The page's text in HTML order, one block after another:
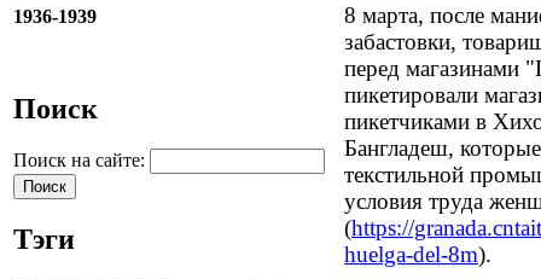
1936-1939
Поиск
Поиск на сайте:
Тэги
8 марта, после
забастовки,
перед магазинами
пикетировали
пикетчиками в
Бангладеш,
текстильной
условия труда
(https://
huelga-del-8m).